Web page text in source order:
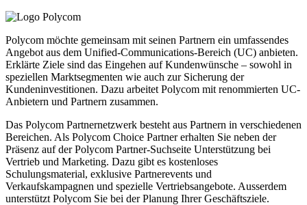
Polycom möchte gemeinsam mit seinen Partnern ein umfassendes
Angebot aus dem Unified-Communications-Bereich (UC) anbieten.
Erklärte Ziele sind das Eingehen auf Kundenwünsche – sowohl in
speziellen Marktsegmenten wie auch zur Sicherung der
Kundeninvestitionen. Dazu arbeitet Polycom mit renommierten UC-
Anbietern und Partnern zusammen.
Das Polycom Partnernetzwerk besteht aus Partnern in verschiedenen
Bereichen. Als Polycom Choice Partner erhalten Sie neben der
Präsenz auf der Polycom Partner-Suchseite Unterstützung bei
Vertrieb und Marketing. Dazu gibt es kostenloses
Schulungsmaterial, exklusive Partnerevents und
Verkaufskampagnen und spezielle Vertriebsangebote. Ausserdem
unterstützt Polycom Sie bei der Planung Ihrer Geschäftsziele.